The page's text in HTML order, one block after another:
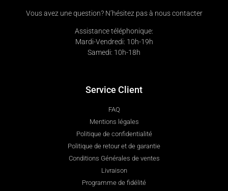
Vous avez une question? N’hésitez pas à nous contacter
Assistance téléphonique:
Mardi-Vendredi: 10h-19h
Samedi: 10h-18h
Service Client
FAQ
Mentions légales
Politique de confidentialité
Politique de retour et de garantie
Conditions Générales de ventes
Livraison
Programme de fidélité